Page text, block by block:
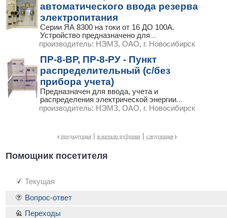
автоматического ввода резерва
электропитания
Серии ЯА 8300 на токи от 16 ДО 100А.
Устройство предназначено для...
производитель: НЭМЗ, ОАО, г. Новосибирск
ПР-8-ВР, ПР-8-РУ - Пункт
распределительный (с/без
прибора учета)
Предназначен для ввода, учета и
распределения электрической энергии...
производитель: НЭМЗ, ОАО, г. Новосибирск
предыдущая | в начало рубрики | следующая
Помощник посетителя
Текущая
Вопрос-ответ
Переходы